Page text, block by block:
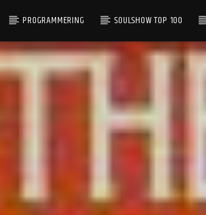
PROGRAMMERING SOULSHOW TOP 100